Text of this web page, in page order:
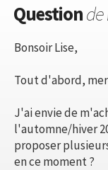
Question
Bonsoir Lise,
Tout d'abord,
J'ai envie de
l'automne/hiver
proposer
en ce moment ?